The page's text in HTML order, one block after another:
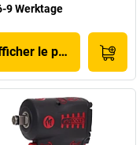
9 Werktage
le produit